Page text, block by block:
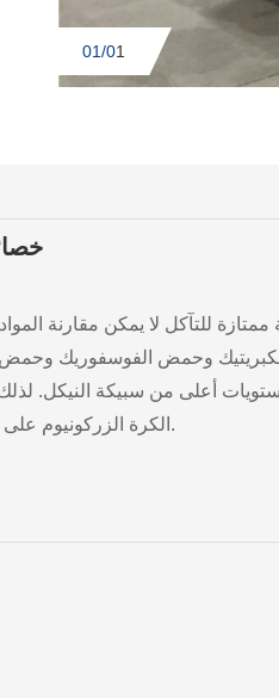
01/01
ممتازة للتآكل لا يمكن مقارنة
وحمض الفوسفوريك وحمض
أعلى من سبيكة النيكل.
الكرة الزركونيوم على نطاق واسع في ظروف التآكل الشديدة في الصناعة المدنية.